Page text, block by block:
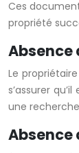
Ces
propriété
Le
s’assurer
une
Absence